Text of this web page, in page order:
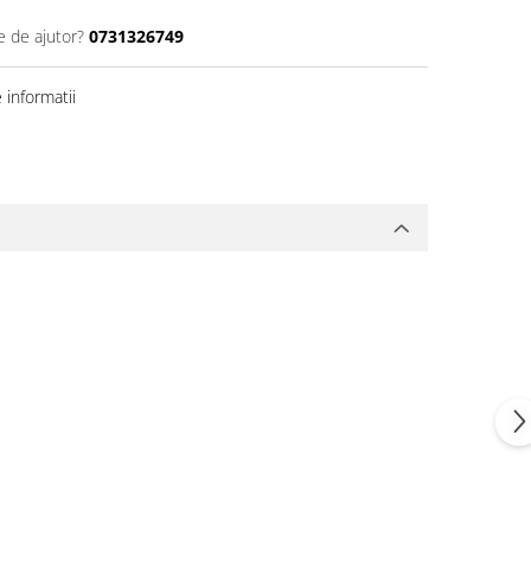
de ajutor? 0731326749
informatii